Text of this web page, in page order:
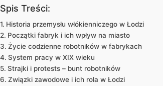
Spis Treści:
Historia przemysłu włókienniczego w Łodzi
Początki fabryk i ich wpływ na miasto
Życie codzienne robotników w fabrykach
System pracy w XIX wieku
Strajki i protests – bunt robotników
Związki zawodowe i ich rola w Łodzi